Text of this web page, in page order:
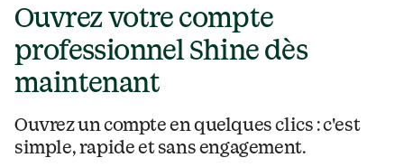
Ouvrez votre compte
professionnel Shine dès
maintenant
Ouvrez un compte en quelques clics : c'est
simple, rapide et sans engagement.